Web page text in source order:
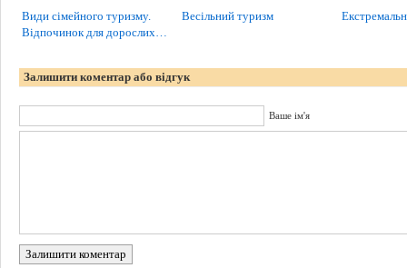
Види сімейного туризму.
Відпочинок для дорослих…
Весільний туризм
Залишити коментар або відгук
Ваше ім'я
Залишити коментар